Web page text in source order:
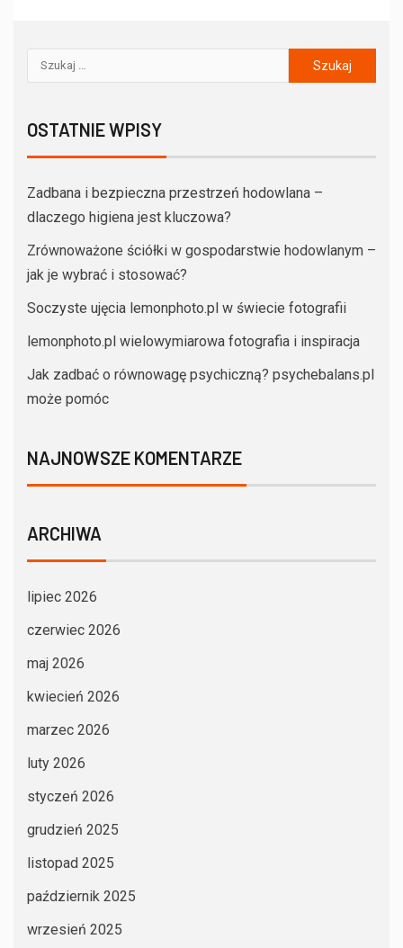
OSTATNIE WPISY
Zadbana i bezpieczna przestrzeń hodowlana –
dlaczego higiena jest kluczowa?
Zrównoważone ściółki w gospodarstwie hodowlanym –
jak je wybrać i stosować?
Soczyste ujęcia lemonphoto.pl w świecie fotografii
lemonphoto.pl wielowymiarowa fotografia i inspiracja
Jak zadbać o równowagę psychiczną? psychebalans.pl
może pomóc
NAJNOWSZE KOMENTARZE
ARCHIWA
lipiec 2026
czerwiec 2026
maj 2026
kwiecień 2026
marzec 2026
luty 2026
styczeń 2026
grudzień 2025
listopad 2025
październik 2025
wrzesień 2025